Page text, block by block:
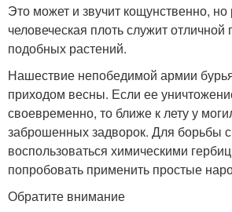
Это может и звучит кощунственно,
человеческая плоть служит отличной
подобных растений.
Нашествие непобедимой армии
приходом весны. Если ее
своевременно, то ближе к лету у
заброшенных задворок. Для борьбы
воспользоваться химическими
попробовать применить простые
Обратите внимание